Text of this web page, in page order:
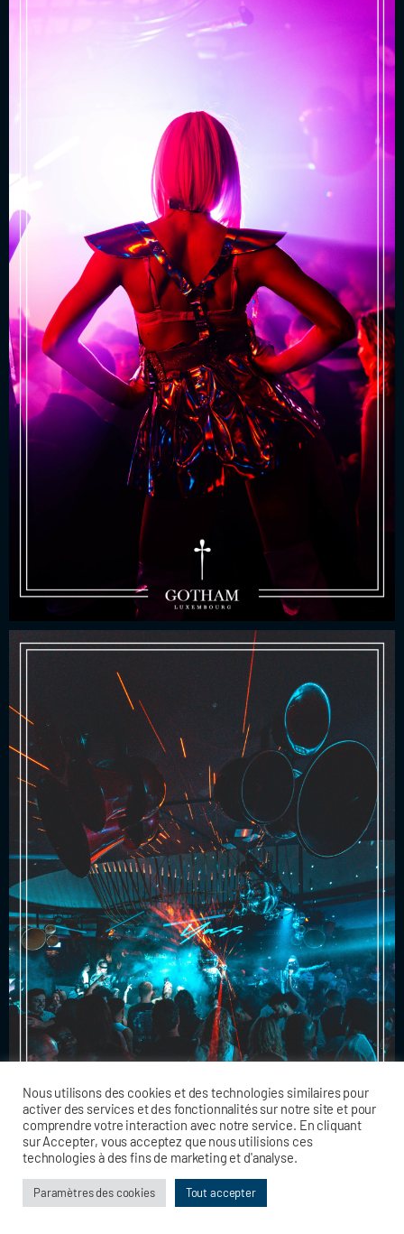
Nous utilisons des cookies et des technologies similaires pour
activer des services et des fonctionnalités sur notre site et pour
comprendre votre interaction avec notre service. En cliquant
sur Accepter, vous acceptez que nous utilisions ces
technologies à des fins de marketing et d'analyse.
Paramètres des cookies Tout accepter